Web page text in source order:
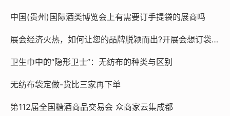
针对非急危重症患者，就医前须在社区（村委会）
或隔离点进行报备，社区（村委会）工作人员通过
中国(贵州)国际酒类博览会上有需要订手提袋的展商吗
展会经济火热，如何让您的品牌脱颖而出?开展会想订袋子？找15225080030
卫生巾中的“隐形卫士”：无纺布的种类与区别
无纺布袋定做-货比三家再下单
第112届全国糖酒商品交易会 众商家云集成都